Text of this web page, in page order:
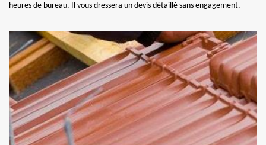
heures de bureau. Il vous dressera un devis détaillé sans engagement.